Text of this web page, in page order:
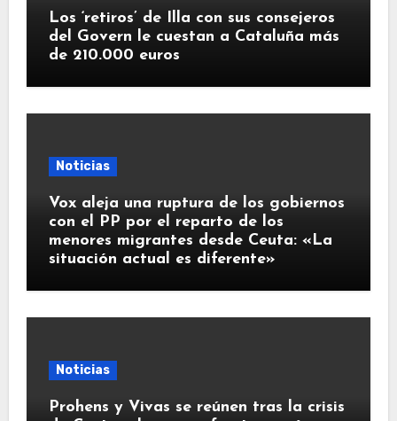
Los ‘retiros’ de Illa con sus consejeros
del Govern le cuestan a Cataluña más
de 210.000 euros
Noticias
Vox aleja una ruptura de los gobiernos
con el PP por el reparto de los
menores migrantes desde Ceuta: «La
situación actual es diferente»
Noticias
Prohens y Vivas se reúnen tras la crisis